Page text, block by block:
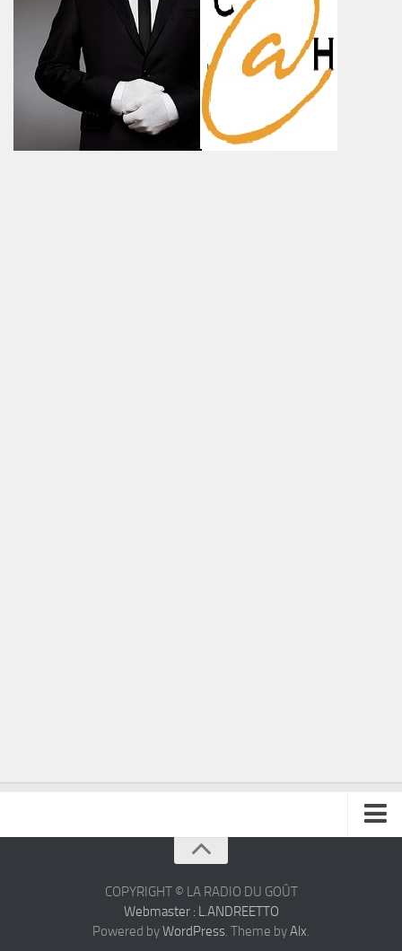
COPYRIGHT © LA RADIO DU GOÛT
Webmaster : L.ANDREETTO
Powered byWordPress. Theme byAlx.